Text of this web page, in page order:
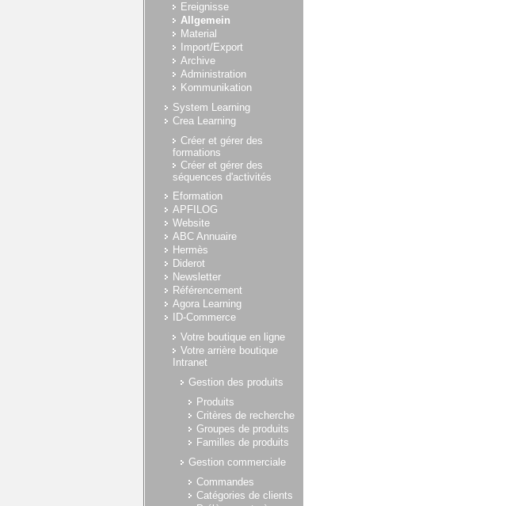
Ereignisse
Allgemein
Material
Import/Export
Archive
Administration
Kommunikation
System Learning
Crea Learning
Créer et gérer des
formations
Créer et gérer des
séquences d'activités
Eformation
APFILOG
Website
ABC Annuaire
Hermès
Diderot
Newsletter
Référencement
Agora Learning
ID-Commerce
Votre boutique en ligne
Votre arrière boutique
Intranet
Gestion des produits
Produits
Critères de recherche
Groupes de produits
Familles de produits
Gestion commerciale
Commandes
Catégories de clients